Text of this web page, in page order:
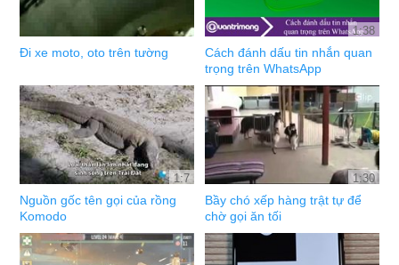
Đi xe moto, oto trên tường
1:38
Cách đánh dấu tin nhắn quan
trọng trên WhatsApp
1:7
Nguồn gốc tên gọi của rồng
Komodo
1:30
Bầy chó xếp hàng trật tự để
chờ gọi ăn tối